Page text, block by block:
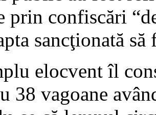
prin confiscări
sancţionată
elocvent îl
38 vagoane